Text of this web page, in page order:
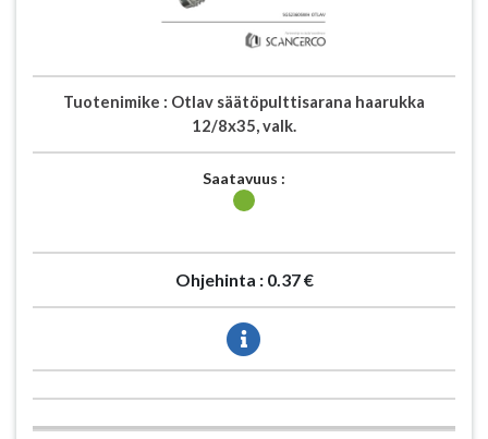
Tuotenimike : Otlav säätöpulttisarana haarukka
12/8x35, valk.
Saatavuus :
Ohjehinta : 0.37 €